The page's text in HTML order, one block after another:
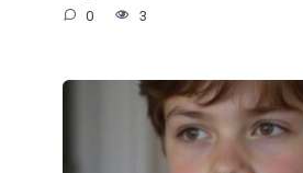
0 3